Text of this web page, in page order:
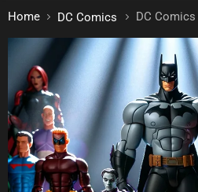
Home DC Comics DC